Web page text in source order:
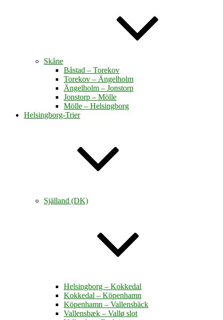
Skåne
Båstad – Torekov
Torekov – Ängelholm
Ängelholm – Jonstorp
Jonstorp – Mölle
Mölle – Helsingborg
Helsingborg-Trier
Själland (DK)
Helsingborg – Kokkedal
Kokkedal – Köpenhamn
Köpenhamn – Vallensbäck
Vallensbæk – Vallø slot